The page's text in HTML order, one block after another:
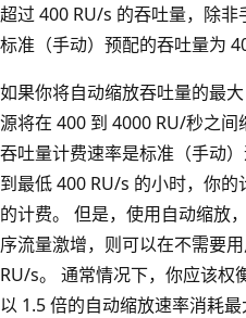
超过 400 RU/s 的吞吐量，除
标准（手动）预配的吞吐量为
如果你将自动缩放吞吐量的最
源将在 400 到 4000 RU/秒之
吞吐量计费速率是标准（手动
到最低 400 RU/s 的小时，你
的计费。 但是，使用自动缩放
序流量激增，则可以在不需要
RU/s。 通常情况下，你应该权
以 1.5 倍的自动缩放速率消耗最